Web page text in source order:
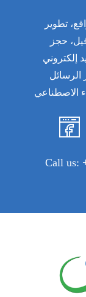
تطوير
حجز
إلكتروني
الاصطناعي
Call us: